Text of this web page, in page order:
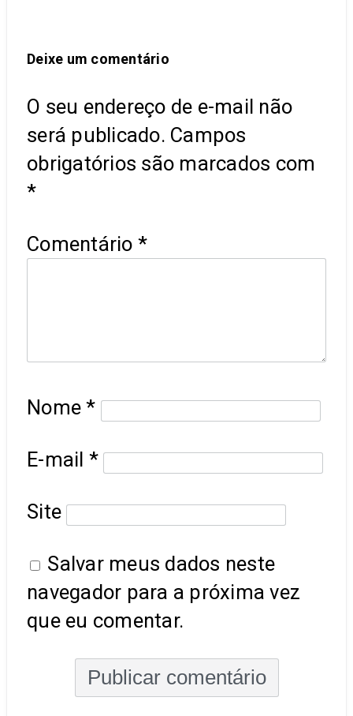
Deixe um comentário
O seu endereço de e-mail não
será publicado. Campos
obrigatórios são marcados com
*
Comentário *
Nome*
E-mail *
Site
Salvar meus dados neste
navegador para a próxima vez
que eu comentar.